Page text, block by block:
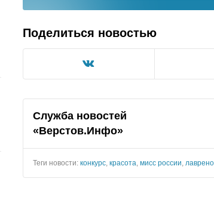
Поделиться новостью
Служба новостей
«Верстов.Инфо»
Теги новости: конкурс красота мисс россии